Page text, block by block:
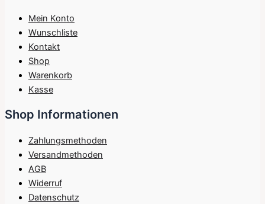
Mein Konto
Wunschliste
Kontakt
Shop
Warenkorb
Kasse
Shop Informationen
Zahlungsmethoden
Versandmethoden
AGB
Widerruf
Datenschutz